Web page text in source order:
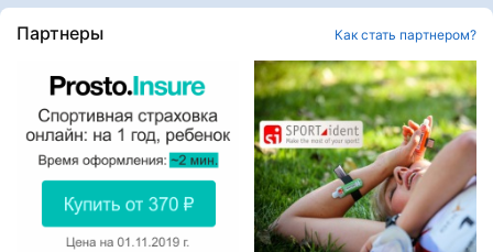
Партнеры Как стать партнером?